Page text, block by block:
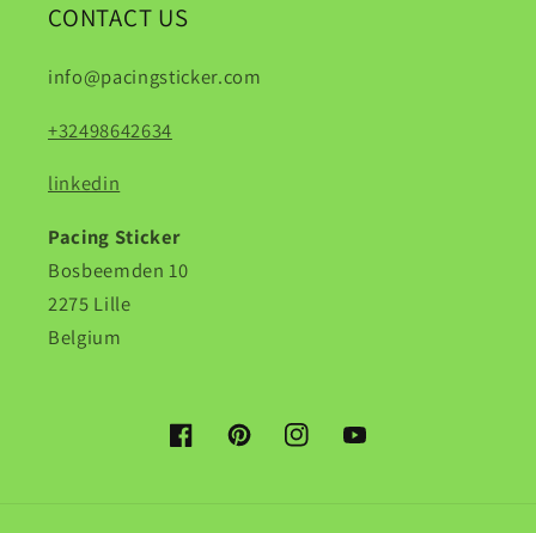
CONTACT US
info@pacingsticker.com
+32498642634
linkedin
Pacing Sticker
Bosbeemden 10
2275 Lille
Belgium
FacebookPinterestInstagramYouTube